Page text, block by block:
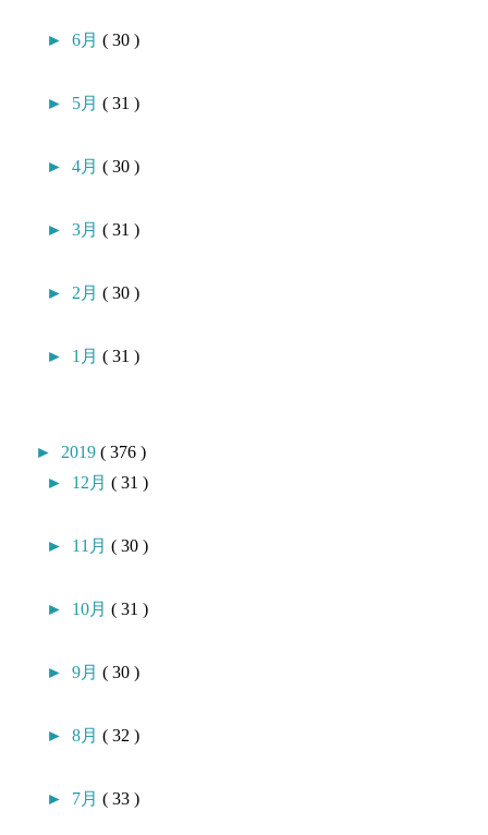
►6月( 30 )
► 5月( 31 )
►4月( 30 )
►3月( 31 )
► 2月( 30 )
► 1月( 31 )
► 2019( 376 )
► 12月( 31 )
► 11月( 30 )
► 10月( 31 )
►9月( 30 )
►8月( 32 )
► 7月( 33 )